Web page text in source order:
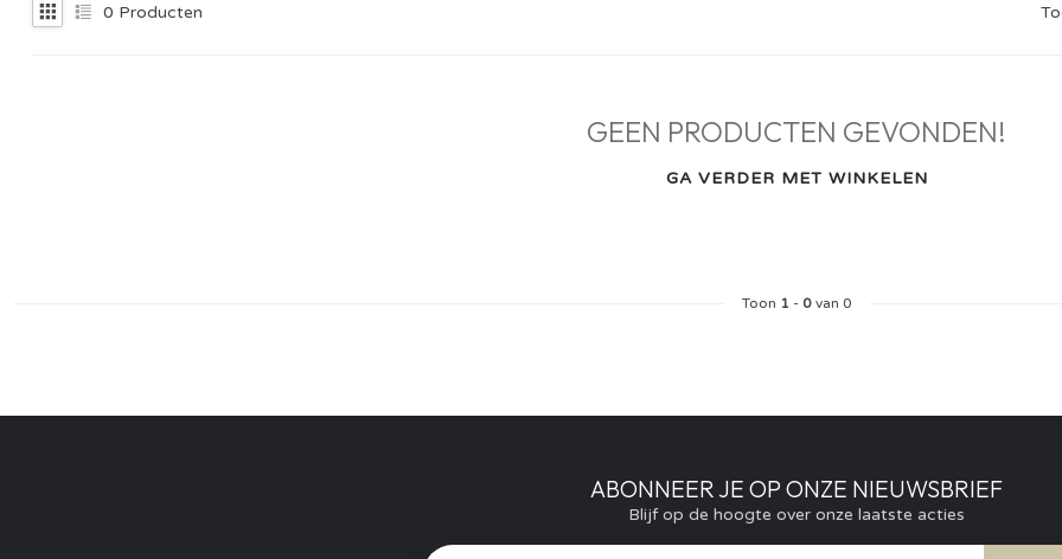
0 Producten
GEEN PRODUCTEN GEVONDEN!
GA VERDER MET WINKELEN
Toon 1 - 0van 0
ABONNEER JE OP ONZE NIEUWSBRIEF
Blijf op de hoogte over onze laatste acties